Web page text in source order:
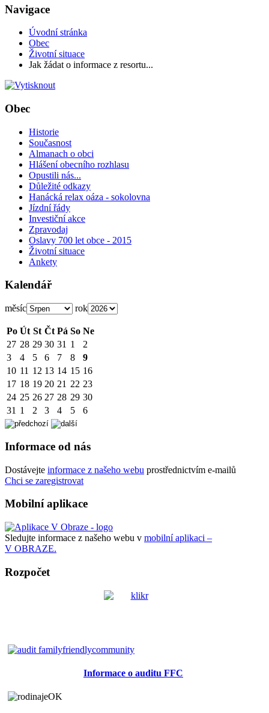
Navigace
Úvodní stránka
Obec
Životní situace
Jak žádat o informace z resortu...
Obec
Historie
Současnost
Almanach o obci
Hlášení obecního rozhlasu
Opustili nás...
Důležité odkazy
Hanácká relax oáza - sokolovna
Jízdní řády
Investiční akce
Zpravodaj
Oslavy 700 let obce - 2015
Životní situace
Ankety
Kalendář
měsíc rok
Po Út St Čt Pá So Ne
27 28 29 30 31 1
2
3
4 5 6 7 8
9
10 11 12 13 14 15 16
17 18 19 20 21 22 23
24 25 26 27 28 29 30
31 1 2 3 4 5 6
Informace od nás
Dostávejte informace z našeho webu prostřednictvím e-mailů
Chci se zaregistrovat
Mobilní aplikace
Sledujte informace z našeho webu v mobilní aplikaci –
V OBRAZE.
Rozpočet
Informace o auditu FFC